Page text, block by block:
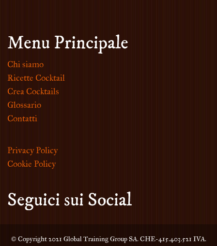
Menu Principale
Chi siamo
Ricette Cocktail
Crea Cocktails
Glossario
Contatti
Privacy Policy
Cookie Policy
Seguici sui Social
© Copyright 2021 Global Training Group SA. CHE-415.403.521 IVA.